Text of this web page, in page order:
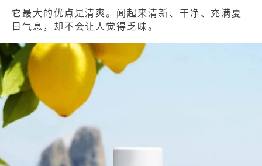
它最大的优点是清爽。闻起来清新、干净、充满夏
日气息，却不会让人觉得乏味。